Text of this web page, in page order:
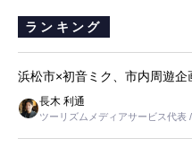
ランキング
浜松市×初音ミク、市内周遊
長木 利通
ツーリズムメディアサービス代表